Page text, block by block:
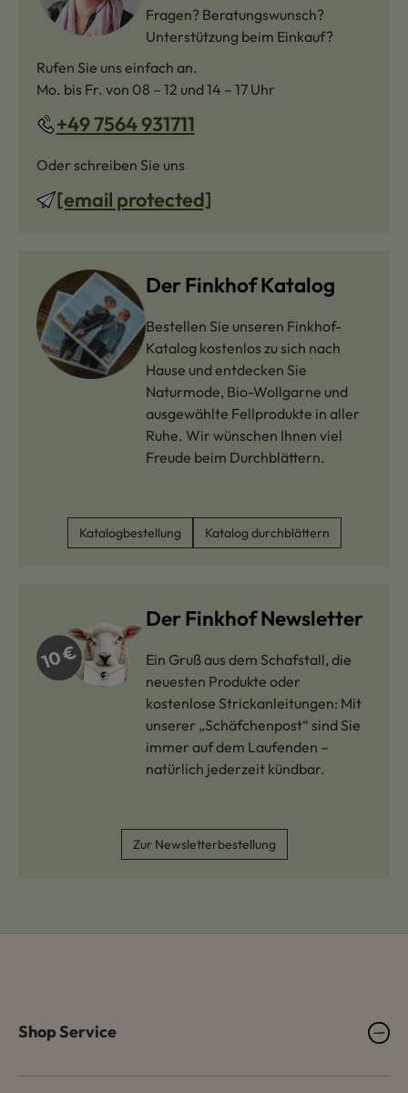
Fragen? Beratungswunsch?
Unterstützung beim Einkauf?
Rufen Sie uns einfach an.
Mo. bis Fr. von 08 – 12 und 14 – 17 Uhr
+49 7564 931711
Oder schreiben Sie uns
[email protected]
Der Finkhof Katalog
Bestellen Sie unseren Finkhof-
Katalog kostenlos zu sich nach
Hause und entdecken Sie
Naturmode, Bio-Wollgarne und
ausgewählte Fellprodukte in aller
Ruhe. Wir wünschen Ihnen viel
Freude beim Durchblättern.
Katalogbestellung Katalog durchblättern
Der Finkhof Newsletter
Ein Gruß aus dem Schafstall, die
neuesten Produkte oder
kostenlose Strickanleitungen: Mit
unserer „Schäfchenpost“ sind Sie
immer auf dem Laufenden –
natürlich jederzeit kündbar.
Zur Newsletterbestellung
Shop Service